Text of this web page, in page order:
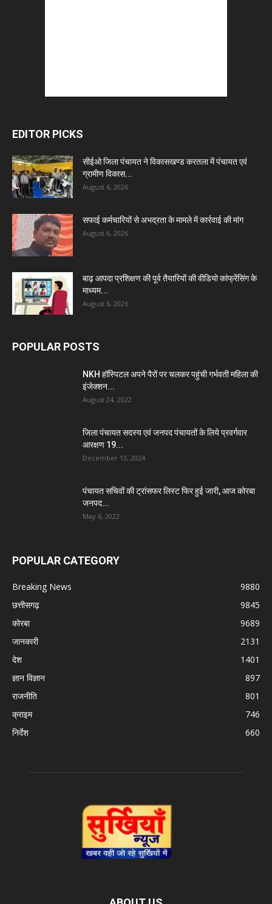
EDITOR PICKS
सीईओ जिला पंचायत ने विकासखण्ड करतला में पंचायत एवं
ग्रामीण विकास...
August 6, 2026
सफाई कर्मचारियों से अभद्रता के मामले में कार्रवाई की मांग
August 6, 2026
बाढ़ आपदा प्रशिक्षण की पूर्व तैयारियों की वीडियो कांफ्रेंसिंग के
माध्यम...
August 6, 2026
POPULAR POSTS
NKH हॉस्पिटल अपने पैरों पर चलकर पहुंची गर्भवती महिला की
इंजेक्शन...
August 24, 2022
जिला पंचायत सदस्य एवं जनपद पंचायतों के लिये प्रवर्गवार
आरक्षण 19...
December 13, 2024
पंचायत सचिवों की ट्रांसफर लिस्ट फिर हुई जारी, आज कोरबा
जनपद...
May 6, 2022
POPULAR CATEGORY
Breaking News
9880
छत्तीसगढ़
9845
कोरबा
9689
जानकारी
2131
देश
1401
ज्ञान विज्ञान
897
राजनीति
801
क्राइम
746
निर्देश
660